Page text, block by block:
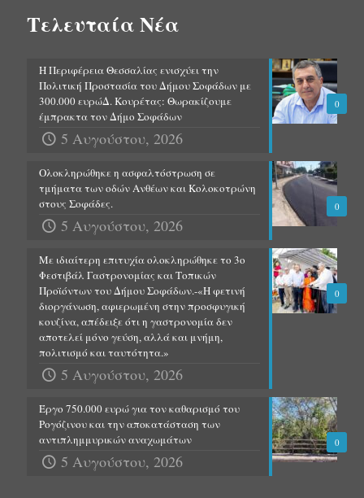
Τελευταία Νέα
0
Η Περιφέρεια Θεσσαλίας ενισχύει την
Πολιτική Προστασία του Δήμου Σοφάδων με
300.000 ευρώΔ. Κουρέτας: Θωρακίζουμε
έμπρακτα τον Δήμο Σοφάδων
5 Αυγούστου, 2026
0
Ολοκληρώθηκε η ασφαλτόστρωση σε
τμήματα των οδών Ανθέων και Κολοκοτρώνη
στους Σοφάδες.
5 Αυγούστου, 2026
0
Με ιδιαίτερη επιτυχία ολοκληρώθηκε το 3ο
Φεστιβάλ Γαστρονομίας και Τοπικών
Προϊόντων του Δήμου Σοφάδων.-«Η φετινή
διοργάνωση, αφιερωμένη στην προσφυγική
κουζίνα, απέδειξε ότι η γαστρονομία δεν
αποτελεί μόνο γεύση, αλλά και μνήμη,
πολιτισμό και ταυτότητα.»
5 Αυγούστου, 2026
0
Έργο 750.000 ευρώ για τον καθαρισμό του
Ρογόζινου και την αποκατάσταση των
αντιπλημμυρικών αναχωμάτων
5 Αυγούστου, 2026